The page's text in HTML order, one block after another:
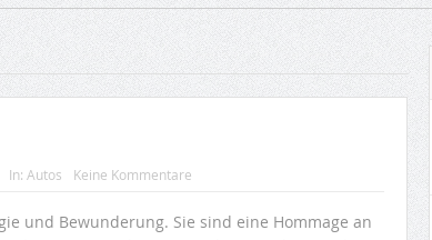
In: Autos Keine Kommentare
und Bewunderung. Sie sind eine Hommage an